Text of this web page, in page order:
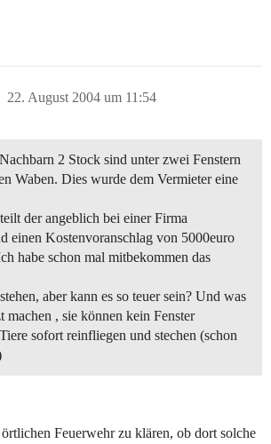
22. August 2004 um 11:54
2 Stock sind unter zwei Fenstern
Waben. Dies wurde dem Vermieter eine
der angeblich bei einer Firma
einen Kostenvoranschlag von 5000euro
habe schon mal mitbekommen das
aber kann es so teuer sein? Und was
machen , sie können kein Fenster
sofort reinfliegen und stechen (schon
Feuerwehr zu klären, ob dort solche